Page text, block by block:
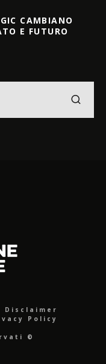
CAMBIANO
E FUTURO
Disclaimer
Policy
©